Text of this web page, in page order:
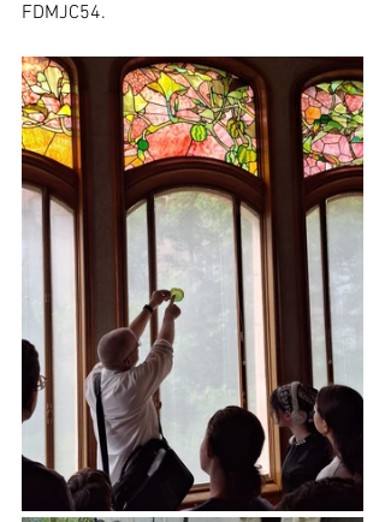
FDMJC54.